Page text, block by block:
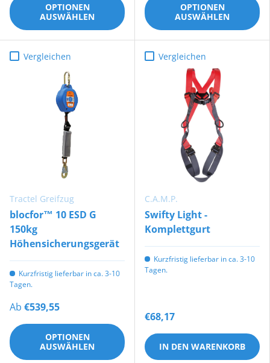
OPTIONEN
AUSWÄHLEN
OPTIONEN
AUSWÄHLEN
Vergleichen
Tractel Greifzug
blocfor™ 10 ESD G
150kg
Höhensicherungsgerät
Kurzfristig lieferbar in ca. 3-10
Tagen.
Ab €539,55
OPTIONEN
AUSWÄHLEN
Vergleichen
C.A.M.P.
Swifty Light -
Komplettgurt
Kurzfristig lieferbar in ca. 3-10
Tagen.
€68,17
IN DEN WARENKORB